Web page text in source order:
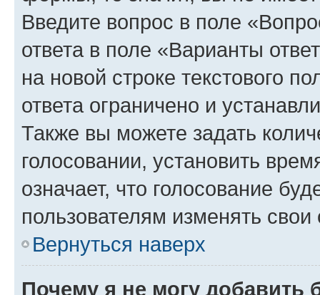
Введите вопрос в поле
ответа в поле «Варианты
на новой строке текстового
ответа ограничено и
Также вы можете задать
голосовании, установить
означает, что голосование
пользователям изменять свои
Вернуться наверх
Почему я не могу добавить